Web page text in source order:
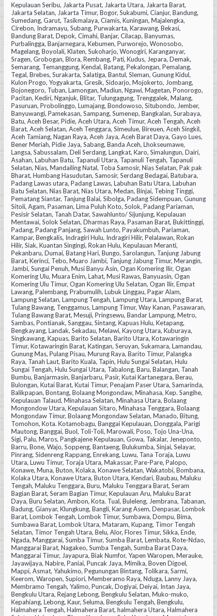
Kepulauan Seribu, Jakarta Pusat, Jakarta Utara, Jakarta Barat,
Jakarta Selatan, Jakarta Timur, Bogor, Sukabumi, Cianjur, Bandung,
Sumedang, Garut, Tasikmalaya, Ciamis, Kuningan, Majalengka,
Cirebon, Indramayu, Subang, Purwakarta, Karawang, Bekasi,
Bandung Barat, Depok, Cimahi, Banjar, Cilacap, Banyumas,
Purbalingga, Banjarnegara, Kebumen, Purworejo, Wonosobo,
Magelang, Boyolali, Klaten, Sukoharjo, Wonogiri, Karanganyar,
Sragen, Grobogan, Blora, Rembang, Pati, Kudus, Jepara, Demak,
Semarang, Temanggung, Kendal, Batang, Pekalongan, Pemalang,
Tegal, Brebes, Surakarta, Salatiga, Bantul, Sleman, Gunung Kidul,
Kulon Progo, Yogyakarta, Gresik, Sidoarjo, Mojokerto, Jombang,
Bojonegoro, Tuban, Lamongan, Madiun, Ngawi, Magetan, Ponorogo,
Pacitan, Kediri, Nganjuk, Blitar, Tulungagung, Trenggalek, Malang,
Pasuruan, Probolinggo, Lumajang, Bondowoso, Situbondo, Jember,
Banyuwangi, Pamekasan, Sampang, Sumenep, Bangkalan, Surabaya,
Batu, Aceh Besar, Pidie, Aceh Utara, Aceh Timur, Aceh Tengah, Aceh
Barat, Aceh Selatan, Aceh Tenggara, Simeulue, Bireuen, Aceh Singkil,
Aceh Tamiang, Nagan Raya, Aceh Jaya, Aceh Barat Daya, Gayo Lues,
Bener Meriah, Pidie Jaya, Sabang, Banda Aceh, Lhokseumawe,
Langsa, Sabussalam, Deli Serdang, Langkat, Karo, Simalungun, Dairi,
Asahan, Labuhan Batu, Tapanuli Utara, Tapanuli Tengah, Tapanuli
Selatan, Nias, Mandailing Natal, Toba Samosir, Nias Selatan, Pak pak
Bharat, Humbang Hasudutan, Samosir, Serdang Bedagai, Batubara,
Padang Lawas utara, Padang Lawas, Labuhan Batu Utara, Labuhan
Batu Selatan, Nias Barat, Nias Utara, Medan, Binjai, Tebing Tinggi,
Pematang Siantar, Tanjung Balai, Sibolga, Padang Sidempuan, Gunung
Sitoli, Agam, Pasaman, Lima Puluh Koto, Solok, Padang Pariaman,
Pesisir Selatan, Tanah Datar, Sawahlunto/ Sijunjung, Kepulauan
Mentawai, Solok Selatan, Dharmas Raya, Pasaman Barat, Bukittinggi,
Padang, Padang Panjang, Sawah Lunto, Payakumbuh, Pariaman,
Kampar, Bengkalis, Indragiri Hulu, Indragiri Hilir, Pelalawan, Rokan
Hilir, Siak, Kuantan Singingi, Rokan Hulu, Kepulauan Meranti,
Pekanbaru, Dumai, Batang Hari, Bungo, Sarolangun, Tanjung Jabung
Barat, Kerinci, Tebo, Muaro Jambi, Tanjung Jabung Timur, Merangin,
Jambi, Sungai Penuh, Musi Banyu Asin, Ogan Komering Ilir, Ogan
Komering Ulu, Muara Enim, Lahat, Musi Rawas, Banyuasin, Ogan
Komering Ulu Timur, Ogan Komering Ulu Selatan, Ogan Ilir, Empat
Lawang, Palembang, Prabumulih, Lubuk Linggau, Pagar Alam,
Lampung Selatan, Lampung Tengah, Lampung Utara, Lampung Barat,
Tulang Bawang, Tenggamus, Lampung Timur, Way Kanan, Pasawaran,
Tulang Bawang Barat, Mesuji, Pringsewu, Bandar Lampung, Metro,
Sambas, Pontianak, Sanggau, Sintang, Kapuas Hulu, Ketapang,
Bengkayang, Landak, Sekadau, Melawi, Kayong Utara, Kuburaya,
Singkawang, Kapuas, Barito Selatan, Barito Utara, Kotawaringin
Timur, Kotawaringin Barat, Katingan, Seruyan, Sukamara, Lamandau,
Gunung Mas, Pulang Pisau, Murung Raya, Barito Timur, Palangka
Raya, Tanah Laut, Barito Kuala, Tapin, Hulu Sungai Selatan, Hulu
Sungai Tengah, Hulu Sungai Utara, Tabalong, Baru, Balangan, Tanah
Bumbu, Banjarmasin, Banjarbaru, Pasir, Kutai Kartanegara, Berau,
Bulongan, Kutai Barat, Kutai Timur, Penajam Paser Utara, Samarinda,
Balikpapan, Bontang, Bolaang Mongondaw, Minahasa, Kep. Sangihe,
Kepulauan Talaud, Minahasa Selatan, Minahasa Utara, Bolaang
Mongondow Utara, Kepulauan Sitaro, Minahasa Tenggara, Bolaang
Mongondaw Timur, Bolaang Mongondaw Selatan, Manado, Bitung,
Tomohon, Kota. Kotamobagu, Banggai Kepulauan, Donggala, Parigi
Mautong, Banggai, Buol, Toli-Toli, Marowali, Poso, Tojo Una-Una,
Sigi, Palu, Maros, Pangkajene Kepulauan, Gowa, Takalar, Jeneponto,
Barru, Bone, Wajo, Soppeng, Bantaeng, Bulukumba, Sinjai, Selayar,
Pinrang, Sidenreng Rappang, Enrekang, Luwu, Tana Toraja, Luwu
Utara, Luwu Timur, Toraja Utara, Makassar, Pare-Pare, Palopo,
Konawe, Muna, Buton, Kolaka, Konawe Selatan, Wakatobi, Bombana,
Kolaka Utara, Konawe Utara, Buton Utara, Kendari, Baubau, Maluku
Tengah, Maluku Tenggara, Buru, Maluku Tenggara Barat, Seram
Bagian Barat, Seram Bagian Timur, Kepulauan Aru, Maluku Barat
Daya, Buru Selatan, Ambon, Kota. Tual, Buleleng, Jembrana, Tabanan,
Badung, Gianyar, Klungkung, Bangli, Karang Asem, Denpasar, Lombok
Barat, Lombok Tengah, Lombok Timur, Sumbawa, Dompu, Bima,
Sumbawa Barat, Lombok Utara, Mataram, Kupang, Timor Tengah
Selatan, Timor Tengah Utara, Belu, Alor, Flores Timur, Sikka, Ende,
Ngada, Manggarai, Sumba Timur, Sumba Barat, Lembata, Rote-Ndao,
Manggarai Barat, Nagakeo, Sumba Tengah, Sumba Barat Daya,
Manggarai Timur, Jayapura, Biak Numfor, Yapen Waropen, Merauke,
Jayawijaya, Nabire, Paniai, Puncak Jaya, Mimika, Boven Digoel,
Mappi, Asmat, Yahukimo, Pegunungan Bintang, Tolikara, Sarmi,
Keerom, Waropen, Supiori, Memberamo Raya, Nduga, Lanny Jaya,
Membramo Tengah, Yalimo, Puncak, Dogiyai, Deiyai, Intan Jaya,
Bengkulu Utara, Rejang Lebong, Bengkulu Selatan, Muko-muko,
Kepahiang, Lebong, Kaur, Seluma, Bengkulu Tengah, Bengkulu,
Halmahera Tengah, Halmahera Barat, halmahera Utara, Halmahera